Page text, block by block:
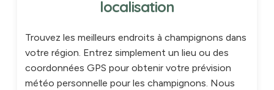
localisation
Trouvez les meilleurs endroits à champignons dans
votre région. Entrez simplement un lieu ou des
coordonnées GPS pour obtenir votre prévision
météo personnelle pour les champignons. Nous